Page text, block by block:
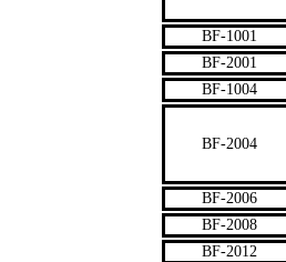
BF-1001
BF-2001
BF-1004
BF-2004
BF-2006
BF-2008
BF-2012